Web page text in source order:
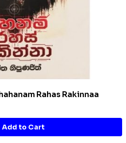
Rahas Rakinnaa
Add to Cart